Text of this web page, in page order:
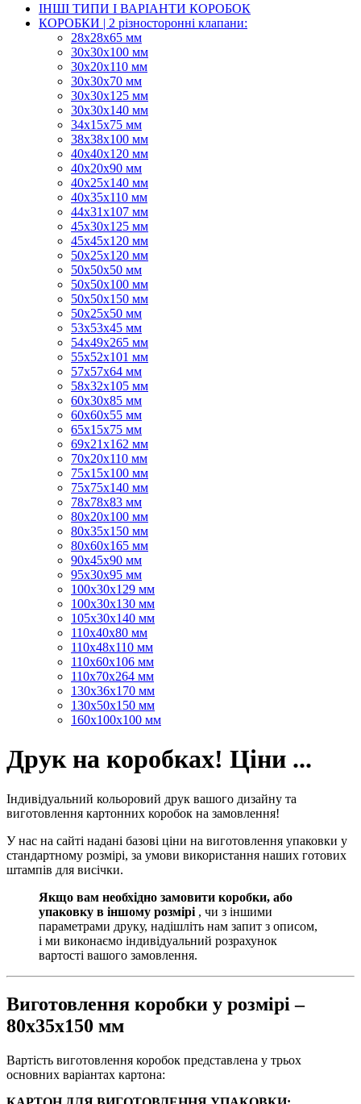
ІНШІ ТИПИ І ВАРІАНТИ КОРОБОК
КОРОБКИ | 2 різносторонні клапани:
28х28х65 мм
30х30х100 мм
30х20х110 мм
30х30х70 мм
30х30х125 мм
30х30х140 мм
34х15х75 мм
38х38х100 мм
40х40х120 мм
40х20х90 мм
40х25х140 мм
40х35х110 мм
44х31х107 мм
45х30х125 мм
45х45х120 мм
50х25х120 мм
50х50х50 мм
50х50х100 мм
50х50х150 мм
50х25х50 мм
53х53х45 мм
54х49х265 мм
55х52х101 мм
57х57х64 мм
58х32х105 мм
60х30х85 мм
60х60х55 мм
65х15х75 мм
69х21х162 мм
70х20х110 мм
75х15х100 мм
75х75х140 мм
78х78х83 мм
80х20х100 мм
80х35х150 мм
80х60х165 мм
90х45х90 мм
95х30х95 мм
100х30х129 мм
100х30х130 мм
105х30х140 мм
110х40х80 мм
110х48х110 мм
110х60х106 мм
110х70х264 мм
130х36х170 мм
130х50х150 мм
160х100х100 мм
Друк на коробках! Ціни ...
Індивідуальний кольоровий друк вашого дизайну та
виготовлення картонних коробок на замовлення!
У нас на сайті надані базові ціни на виготовлення упаковки у
стандартному розмірі, за умови використання наших готових
штампів для висічки.
Якщо вам необхідно замовити коробки, або
упаковку в іншому розмірі , чи з іншими
параметрами друку, надішліть нам запит з описом,
і ми виконаємо індивідуальний розрахунок
вартості вашого замовлення.
Виготовлення коробки у розмірі –
80х35х150 мм
Вартість виготовлення коробок представлена у трьох
основних варіантах картона: